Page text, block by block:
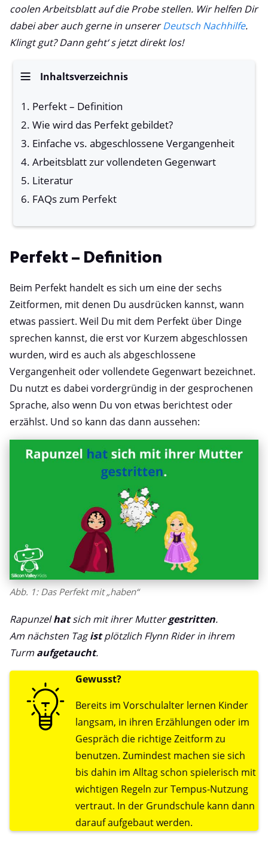
coolen Arbeitsblatt auf die Probe stellen. Wir helfen Dir
dabei aber auch gerne in unsererDeutsch Nachhilfe.
Klingt gut? Dann geht‘ s jetzt direkt los!
Inhaltsverzeichnis
Perfekt – Definition
Wie wird das Perfekt gebildet?
Einfache vs. abgeschlossene Vergangenheit
Arbeitsblatt zur vollendeten Gegenwart
Literatur
FAQs zum Perfekt
Perfekt – Definition
Beim Perfekt handelt es sich um eine der sechs
Zeitformen, mit denen Du ausdrücken kannst, wann
etwas passiert. Weil Du mit dem Perfekt über Dinge
sprechen kannst, die erst vor Kurzem abgeschlossen
wurden, wird es auch als abgeschlossene
Vergangenheit oder vollendete Gegenwart bezeichnet.
Du nutzt es dabei vordergründig in der gesprochenen
Sprache, also wenn Du von etwas berichtest oder
erzählst. Und so kann das dann aussehen:
Abb. 1: Das Perfekt mit „haben“
Rapunzelhatsich mit ihrer Muttergestritten.
Am nächsten Tagistplötzlich Flynn Rider in ihrem
Turmaufgetaucht.
Gewusst?
Bereits im Vorschulalter lernen Kinder
langsam, in ihren Erzählungen oder im
Gespräch die richtige Zeitform zu
benutzen. Zumindest machen sie sich
bis dahin im Alltag schon spielerisch mit
wichtigen Regeln zur Tempus-Nutzung
vertraut. In der Grundschule kann dann
darauf aufgebaut werden.